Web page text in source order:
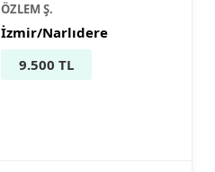
ÖZLEM Ş.
İzmir/Narlıdere
9.500 TL